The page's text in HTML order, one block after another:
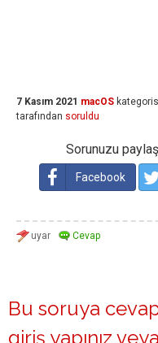
7 Kasım 2021 macOS
tarafından soruldu
Sorunuzu
Facebook
Bu soruya
giriş yapınız veya